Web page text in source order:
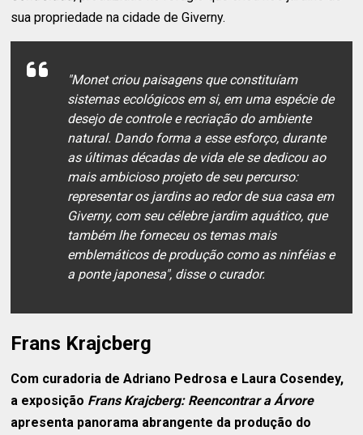
sua propriedade na cidade de Giverny.
"Monet criou paisagens que constituíam
sistemas ecológicos em si, em uma espécie de
desejo de controle e recriação do ambiente
natural. Dando forma a esse esforço, durante
as últimas décadas de vida ele se dedicou ao
mais ambicioso projeto de seu percurso:
representar os jardins ao redor de sua casa em
Giverny, com seu célebre jardim aquático, que
também lhe forneceu os temas mais
emblemáticos de produção como as ninféias e
a ponte japonesa", disse o curador.
Frans Krajcberg
Com curadoria de Adriano Pedrosa e Laura Cosendey,
a exposição Frans Krajcberg: Reencontrar a Árvore
apresenta panorama abrangente da produção do